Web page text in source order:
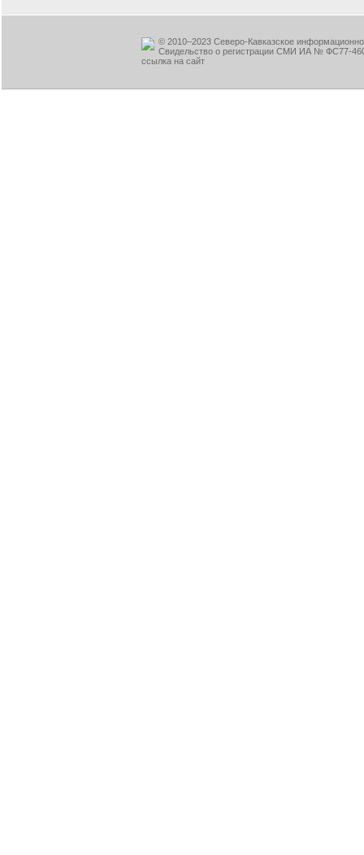
© 2010–2023 Северо-Кавказское
Свидельство о регистрации СМИ ИА № ФС77-
ссылка на сайт